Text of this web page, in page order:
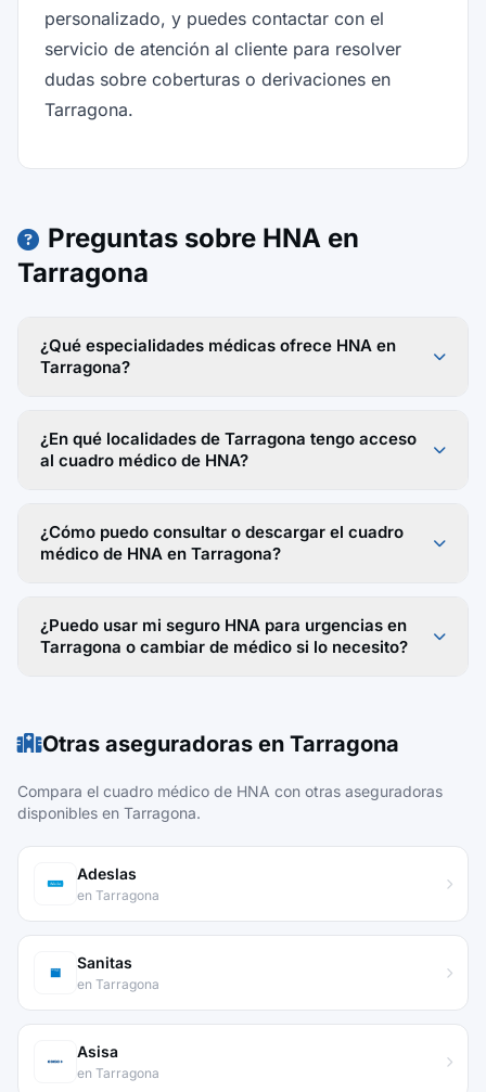
personalizado, y puedes contactar con el
servicio de atención al cliente para resolver
dudas sobre coberturas o derivaciones en
Tarragona.
Preguntas sobre HNA en
Tarragona
¿Qué especialidades médicas ofrece HNA en
Tarragona?
¿En qué localidades de Tarragona tengo acceso
al cuadro médico de HNA?
¿Cómo puedo consultar o descargar el cuadro
médico de HNA en Tarragona?
¿Puedo usar mi seguro HNA para urgencias en
Tarragona o cambiar de médico si lo necesito?
Otras aseguradoras en Tarragona
Compara el cuadro médico de HNA con otras aseguradoras
disponibles en Tarragona.
Adeslas
en Tarragona
Sanitas
en Tarragona
Asisa
en Tarragona